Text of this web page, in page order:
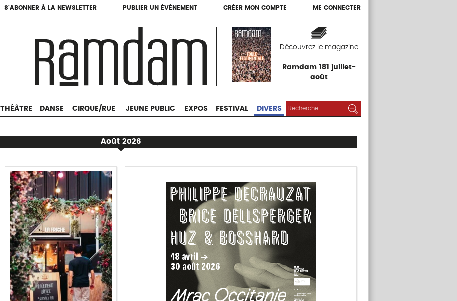
S'ABONNER À LA NEWSLETTER PUBLIER UN ÉVÈNEMENT CRÉER MON COMPTE ME CONNECTER
Découvrez le magazine
Ramdam 181 juillet-
août
S'ABONNER À LA NEWSLETTER PUBLIER UN ÉVÈNEMENT CRÉER MON COMPTE ME CONNECTER
CIRQUE/RUE JEUNE PUBLIC EXPOS
THÉÂTRE DANSE CIRQUE/RUE JEUNE PUBLIC EXPOS FESTIVAL DIVERS RECHERCHER :
Août 2026